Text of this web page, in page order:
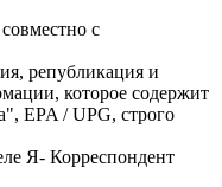
с
републикация и
которое содержит
EPA / UPG, строго
Я- Корреспондент